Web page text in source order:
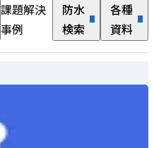
課題解決
事例
防水
検索
各種
資料